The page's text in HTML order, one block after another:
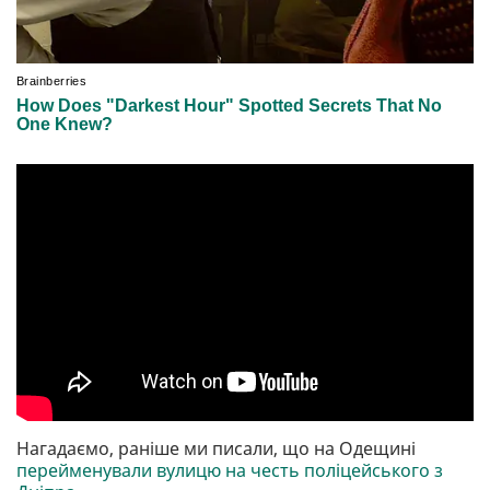
Нагадаємо, раніше ми писали, що на Одещині
перейменували вулицю на честь поліцейського з